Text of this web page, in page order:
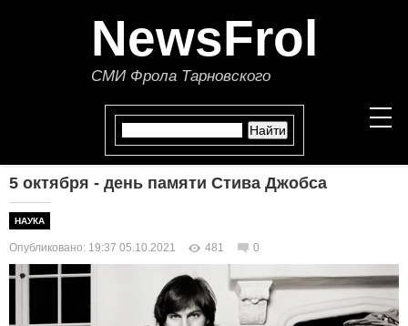
NewsFrol
СМИ Фрола Тарновского
ПОЛИТИКА
ЭКОНОМИКА
5 октября - день памяти Стива Джобса
НАУКА
Опубликовано: 19:37 05.10.2021 481 0